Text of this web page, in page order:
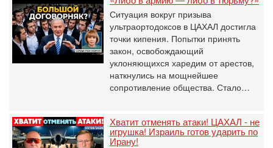
Ситуация вокруг призыва
ультраортодоксов в ЦАХАЛ достигла
точки кипения. Попытки принять
закон, освобождающий
уклоняющихся харедим от арестов,
наткнулись на мощнейшее
сопротивление общества. Стало…
Хватит отменять атаки! ЦАХАЛ - не
игрушка! Израиль готов ударить по
Ирану!